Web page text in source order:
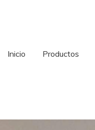
Inicio Productos